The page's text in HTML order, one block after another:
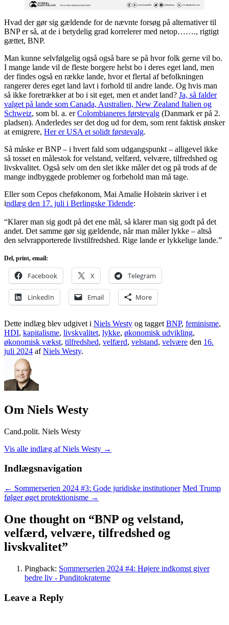
Hvad der gør sig gældende for de nævnte forsøg på alternativer til
BNP er så, at de i betydelig grad korrelerer med netop……., rigtigt
gættet, BNP.
Man kunne selvfølgelig også også bare se på hvor folk gerne vil bo.
I mange lande vil de fleste borgere helst bo i deres eget land, men
der findes også en række lande, hvor et flertal af befolkningen
rangerer deres eget land lavt i forhold til andre lande. Og hvis man
så ikke foretrækker at bo i sit eget, men et andet land? Ja, så falder
valget på lande som Canada, Australien, New Zealand Italien og
Schweiz, som bl. a. erColombianeres førstevalg (Danmark er på 2.
pladsen). Anderledes ser det dog ud for dem, som rent faktisk ønsker
at emigrere, Her er USA et solidt førstevalg.
Så måske er BNP – i hvert fald som udgangspunkt – alligevel ikke
så tosset en målestok for velstand, velfærd, velvære, tilfredshed og
livskvalitet. Også selv om den slet ikke måler det og på trods af de
mange indbyggede problemer og forbehold man må tage.
Eller som Cepos cheføkonom, Mai Amalie Holstein skriver i et
indlæg den 17. juli i Berlingske Tidende:
“Klarer man sig godt på det ene mål, så klarer man sig godt på det
andet. Det samme gør sig gældende, når man måler lykke – altså
den selvrapporterede livstilfredshed. Rige lande er lykkelige lande.”
Del, print, email:
Facebook X Telegram
LinkedIn Email More
Dette indlæg blev udgivet i Niels Westy og tagget BNP, feminisme,
HDI, kapitalisme, livskvalitet, lykke, økonomisk udvikling,
økonomisk vækst, tilfredshed, velfærd, velstand, velvære den 16.
juli 2024 afNiels Westy.
Om Niels Westy
Cand.polit. Niels Westy
Vis alle indlæg af Niels Westy →
Indlægsnavigation
← Sommerserien 2024 #3: Gode juridiske institutioner Med Trump
følger øget protektionisme →
One thought on “BNP og velstand,
velfærd, velvære, tilfredshed og
livskvalitet”
Pingback: Sommerserien 2024 #4: Højere indkomst giver
bedre liv - Punditokraterne
Leave a Reply